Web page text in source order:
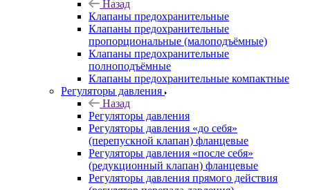
Назад
Клапаны предохранительные
Клапаны предохранительные
пропорциональные (малоподъёмные)
Клапаны предохранительные
полноподъёмные
Клапаны предохранительные компактные
Регуляторы давления
Назад
Регуляторы давления
Регуляторы давления «до себя»
(перепускной клапан) фланцевые
Регуляторы давления «после себя»
(редукционный клапан) фланцевые
Регуляторы давления прямого действия